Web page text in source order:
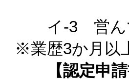
イ-3 営んで
※業歴3か月以
【認定申請